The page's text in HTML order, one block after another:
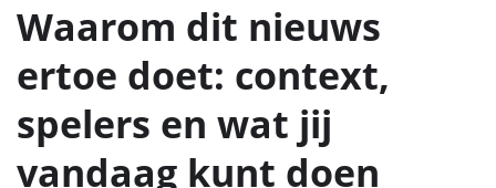
Waarom dit nieuws
ertoe doet: context,
spelers en wat jij
vandaag kunt doen